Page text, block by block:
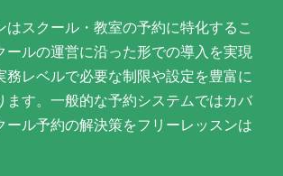
はスクール・教室の予約に特化するこ
ールの運営に沿った形での導入を実現
務レベルで必要な制限や設定を豊富に
ます。一般的な予約システムではカバ
ール予約の解決策をフリーレッスンは